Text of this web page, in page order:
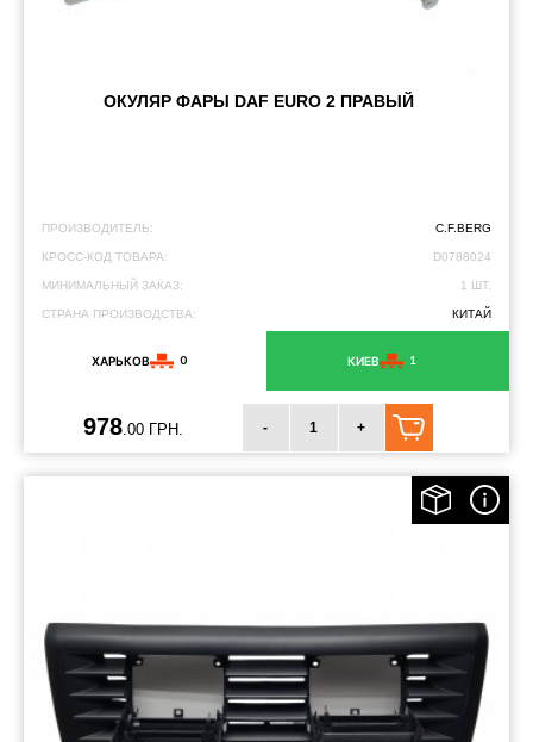
ОКУЛЯР ФАРЫ DAF EURO 2 ПРАВЫЙ
ПРОИЗВОДИТЕЛЬ: C.F.BERG
КРОСС-КОД ТОВАРА: D0788024
МИНИМАЛЬНЫЙ ЗАКАЗ: 1 ШТ.
СТРАНА ПРОИЗВОДСТВА: КИТАЙ
ХАРЬКОВ 0 КИЕВ 1
978.00 ГРН. - +